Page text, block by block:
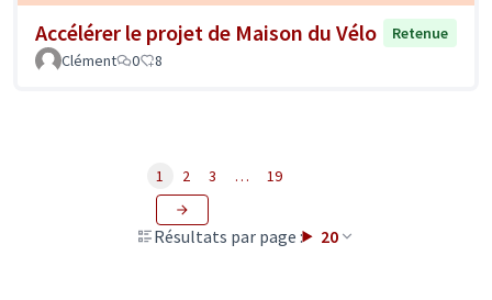
Accélérer le projet de Maison du Vélo
Retenue
Clément
0 8
Résultats par page : 20
1 2 3 … 19